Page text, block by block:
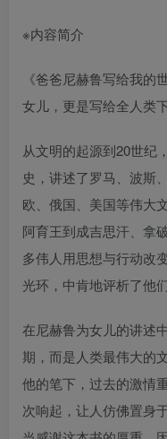
※内容简介
《爸爸尼赫鲁写给我的
女儿，更是写给全人类
从文明的起源到20世纪
史，讲述了罗马、波斯
欧、俄国、美国等伟大
阿育王到成吉思汗、拿
多伟人用思想与行动改
光环，中肯地评析了他
在尼赫鲁为女儿的讲述
期，而是人类最伟大的
他的笔下，过去的激情
次响起，让人仿佛置身